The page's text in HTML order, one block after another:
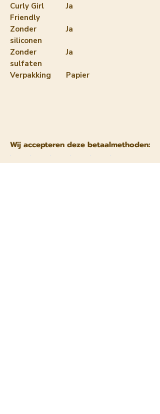
Curly Girl
Friendly
Ja
Zonder
siliconen
Ja
Zonder
sulfaten
Ja
Verpakking Papier
Wij accepteren deze betaalmethoden: